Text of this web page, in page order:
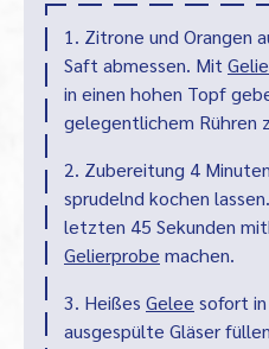
1. Zitrone und Orangen
Saft abmessen. Mit
in einen hohen Topf
gelegentlichem Rühren
2. Zubereitung 4
sprudelnd kochen
letzten 45 Sekunden
Gelierprobe machen.
3. Heißes Gelee sofort
ausgespülte Gläser